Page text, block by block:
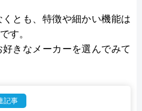
とも、特徴や細かい機能は
す。
きなメーカーを選んでみて
記事